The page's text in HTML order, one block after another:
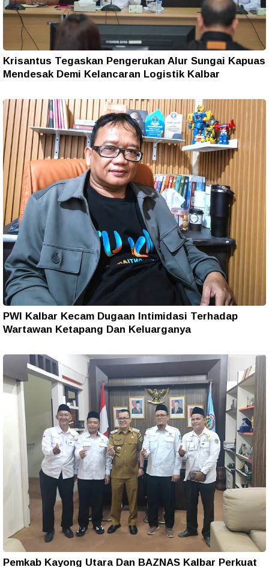
Krisantus Tegaskan Pengerukan Alur Sungai Kapuas
Mendesak Demi Kelancaran Logistik Kalbar
PWI Kalbar Kecam Dugaan Intimidasi Terhadap
Wartawan Ketapang Dan Keluarganya
Pemkab Kayong Utara Dan BAZNAS Kalbar Perkuat